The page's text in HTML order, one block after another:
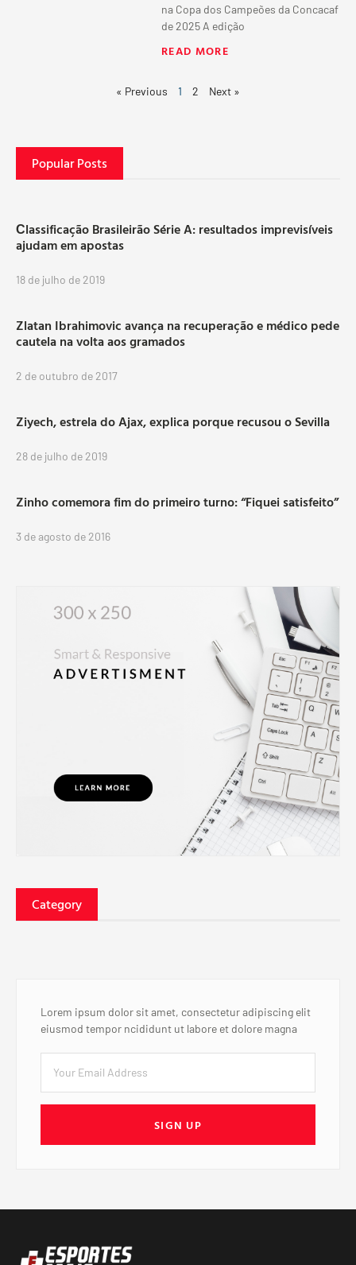
na Copa dos Campeões da Concacaf
de 2025 A edição
READ MORE
« Previous 1 2 Next »
Popular Posts
Сlassificação Brasileirão Série A: resultados imprevisíveis
ajudam em apostas
18 de julho de 2019
Zlatan Ibrahimovic avança na recuperação e médico pede
cautela na volta aos gramados
2 de outubro de 2017
Ziyech, estrela do Ajax, explica porque recusou o Sevilla
28 de julho de 2019
Zinho comemora fim do primeiro turno: “Fiquei satisfeito”
3 de agosto de 2016
Category
Lorem ipsum dolor sit amet, consectetur adipiscing elit
eiusmod tempor ncididunt ut labore et dolore magna
SIGN UP